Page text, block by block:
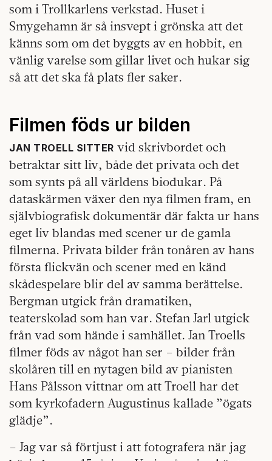
som i Trollkarlens verkstad. Huset i
Smygehamn är så insvept i grönska att det
känns som om det byggts av en hobbit, en
vänlig varelse som gillar livet och hukar sig
så att det ska få plats fler saker.
Filmen föds ur bilden
JAN TROELL SITTER vid skrivbordet och
betraktar sitt liv, både det privata och det
som synts på all världens biodukar. På
dataskärmen växer den nya filmen fram, en
självbiografisk dokumentär där fakta ur hans
eget liv blandas med scener ur de gamla
filmerna. Privata bilder från tonåren av hans
första flickvän och scener med en känd
skådespelare blir del av samma berättelse.
Bergman utgick från dramatiken,
teaterskolad som han var. Stefan Jarl utgick
från vad som hände i samhället. Jan Troells
filmer föds av något han ser – bilder från
skolåren till en nytagen bild av pianisten
Hans Pålsson vittnar om att Troell har det
som kyrkofadern Augustinus kallade ”ögats
glädje”.
– Jag var så förtjust i att fotografera när jag